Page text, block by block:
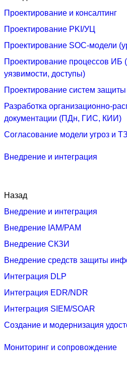
Проектирование и консалтинг
Проектирование PKI/УЦ
Проектирование SOC‑модели
Проектирование процессов ИБ
уязвимости, доступы)
Проектирование систем
Разработка организационно-
документации (ПДн, ГИС, КИИ)
Согласование модели угроз и
Внедрение и интеграция
Назад
Внедрение и интеграция
Внедрение IAM/PAM
Внедрение СКЗИ
Внедрение средств защиты
Интеграция DLP
Интеграция EDR/NDR
Интеграция SIEM/SOAR
Создание и модернизация
Мониторинг и сопровождение